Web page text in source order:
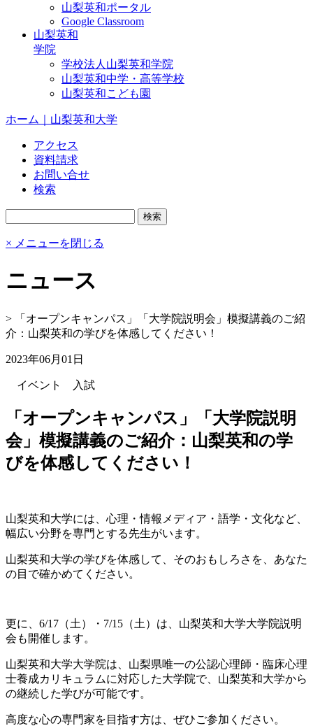
山梨英和ポータル
Google Classroom
山梨英和
学院
学校法人山梨英和学院
山梨英和中学・高等学校
山梨英和こども園
ホーム｜山梨英和大学
アクセス
資料請求
お問い合せ
検索
× メニューを閉じる
ニュース
>
「オープンキャンパス」「大学院説明会」模擬講義のご紹
介：山梨英和の学びを体感してください！
2023年06月01日
イベント 入試
「オープンキャンパス」「大学院説明
会」模擬講義のご紹介：山梨英和の学
びを体感してください！
山梨英和大学には、心理・情報メディア・語学・文化など、
幅広い分野を専門とする先生がいます。
山梨英和大学の学びを体感して、そのおもしろさを、あなた
の目で確かめてください。
更に、6/17（土）・7/15（土）は、山梨英和大学大学院説明
会も開催します。
山梨英和大学大学院は、山梨県唯一の公認心理師・臨床心理
士養成カリキュラムに対応した大学院で、山梨英和大学から
の継続した学びが可能です。
高度な心の専門家を目指す方は、ぜひご参加ください。